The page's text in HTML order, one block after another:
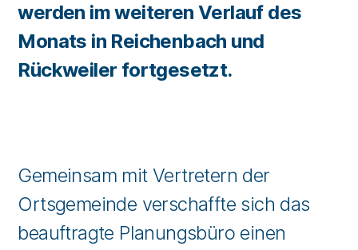
werden im weiteren Verlauf des
Monats in Reichenbach und
Rückweiler fortgesetzt.
Gemeinsam mit Vertretern der
Ortsgemeinde verschaffte sich das
beauftragte Planungsbüro einen